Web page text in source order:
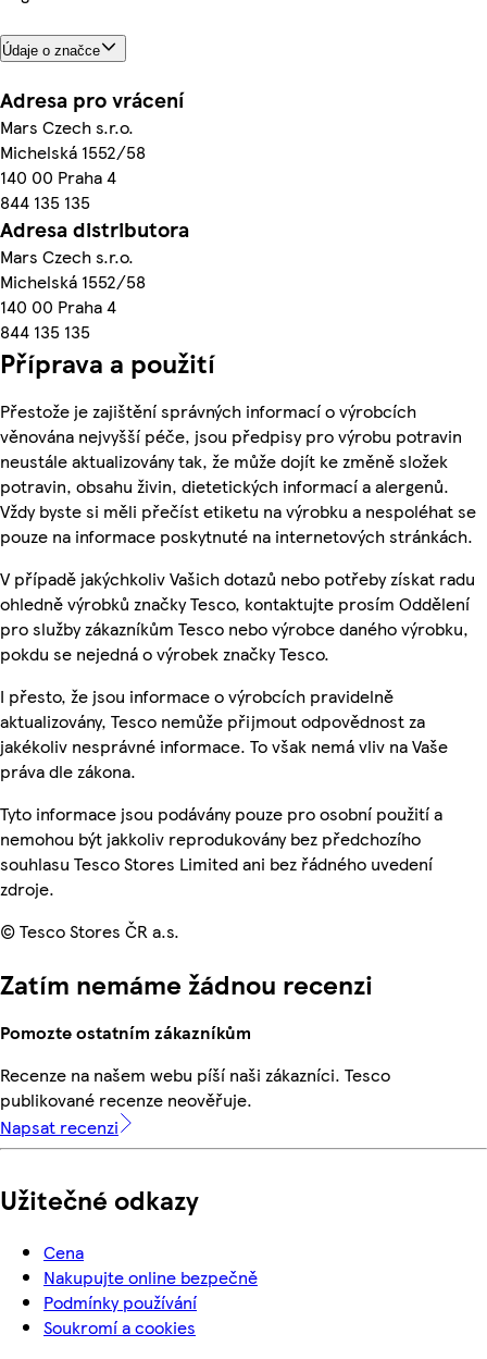
Údaje o značce
Adresa pro vrácení
Mars Czech s.r.o.
Michelská 1552/58
140 00 Praha 4
844 135 135
Adresa distributora
Mars Czech s.r.o.
Michelská 1552/58
140 00 Praha 4
844 135 135
Příprava a použití
Přestože je zajištění správných informací o výrobcích
věnována nejvyšší péče, jsou předpisy pro výrobu potravin
neustále aktualizovány tak, že může dojít ke změně složek
potravin, obsahu živin, dietetických informací a alergenů.
Vždy byste si měli přečíst etiketu na výrobku a nespoléhat se
pouze na informace poskytnuté na internetových stránkách.
V případě jakýchkoliv Vašich dotazů nebo potřeby získat radu
ohledně výrobků značky Tesco, kontaktujte prosím Oddělení
pro služby zákazníkům Tesco nebo výrobce daného výrobku,
pokdu se nejedná o výrobek značky Tesco.
I přesto, že jsou informace o výrobcích pravidelně
aktualizovány, Tesco nemůže přijmout odpovědnost za
jakékoliv nesprávné informace. To však nemá vliv na Vaše
práva dle zákona.
Tyto informace jsou podávány pouze pro osobní použití a
nemohou být jakkoliv reprodukovány bez předchozího
souhlasu Tesco Stores Limited ani bez řádného uvedení
zdroje.
© Tesco Stores ČR a.s.
Zatím nemáme žádnou recenzi
Pomozte ostatním zákazníkům
Recenze na našem webu píší naši zákazníci. Tesco
publikované recenze neověřuje.
Napsat recenzi
Užitečné odkazy
Cena
Nakupujte online bezpečně
Podmínky používání
Soukromí a cookies